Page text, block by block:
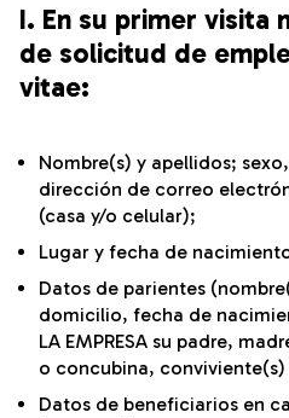
I. En su primer visita
de solicitud de
vitae:
Nombre(s) y apellidos;
dirección de correo
(casa y/o celular);
Lugar y fecha de
Datos de parientes
domicilio, fecha de
LA EMPRESA su padre,
o concubina,
Datos de beneficiarios en